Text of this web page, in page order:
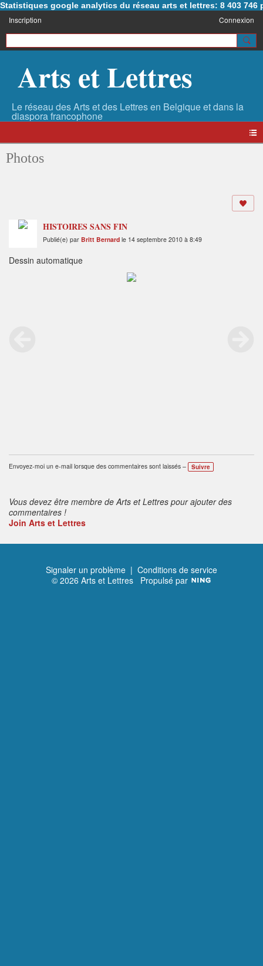
Statistiques google analytics du réseau arts et lettres: 8 403 746
Inscription Connexion
Arts et Lettres
Photos
HISTOIRES SANS FIN
Publié(e) par Britt Bernard le 14 septembre 2010 à 8:49
Dessin automatique
Envoyez-moi un e-mail lorsque des commentaires sont laissés – Suivre
Vous devez être membre de Arts et Lettres pour ajouter des
commentaires !
Join Arts et Lettres
Signaler un problème | Conditions de service
© 2026 Arts et Lettres Propulsé par